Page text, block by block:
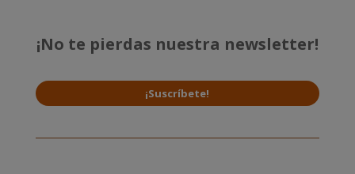
¡No te pierdas nuestra newsletter!
¡Suscríbete!